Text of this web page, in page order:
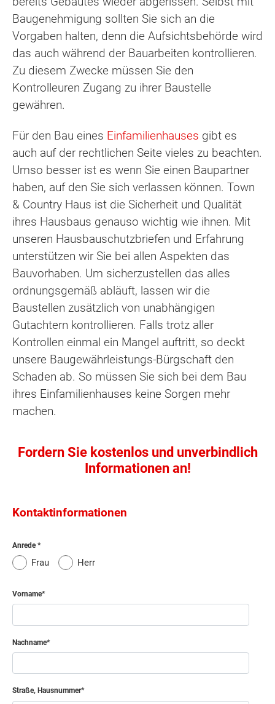
Baugenehmigung sollten Sie sich an die
Vorgaben halten, denn die Aufsichtsbehörde wird
das auch während der Bauarbeiten kontrollieren.
Zu diesem Zwecke müssen Sie den
Kontrolleuren Zugang zu ihrer Baustelle
gewähren.
Für den Bau eines Einfamilienhauses gibt es
auch auf der rechtlichen Seite vieles zu beachten.
Umso besser ist es wenn Sie einen Baupartner
haben, auf den Sie sich verlassen können. Town
& Country Haus ist die Sicherheit und Qualität
ihres Hausbaus genauso wichtig wie ihnen. Mit
unseren Hausbauschutzbriefen und Erfahrung
unterstützen wir Sie bei allen Aspekten das
Bauvorhaben. Um sicherzustellen das alles
ordnungsgemäß abläuft, lassen wir die
Baustellen zusätzlich von unabhängigen
Gutachtern kontrollieren. Falls trotz aller
Kontrollen einmal ein Mangel auftritt, so deckt
unsere Baugewährleistungs-Bürgschaft den
Schaden ab. So müssen Sie sich bei dem Bau
ihres Einfamilienhauses keine Sorgen mehr
machen.
Fordern Sie kostenlos und unverbindlich
Informationen an!
Kontaktinformationen
Anrede
Frau Herr
Vorname
Nachname
Straße, Hausnummer